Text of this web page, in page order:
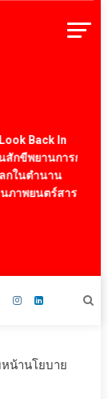
Back In
กขีพยานการกลับมาขอ
นตำนาน
พยนตร์สารคดีสุดยิ่ง
น้านโยบาย